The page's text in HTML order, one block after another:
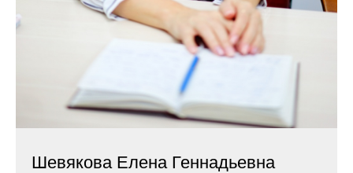
Шевякова Елена Геннадьевна